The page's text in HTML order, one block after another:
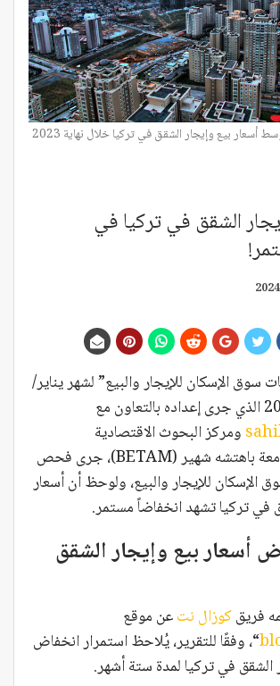
بيع وإيجار الشقق في تركيا خلال نهاية 2023
الشقق في تركيا في
سوق الإسكان للإيجار والبيع” لشهر يناير/
ومركز البحوث الاقتصادية
والاجتماعية بجامعة باهتشه شهير (BETAM)، جرى فحص
الإسكان للإيجار والبيع، ولوحظ أن أسعار
في تركيا تشهد انخفاضاً مستمر.
أسعار بيع وإيجار الشقق
فريقكوزال نتعن موقع
“، وفقًا للتقرير، يُلاحظ استمرار انخفاض
الشقق في تركيا لمدة ستة أشهر.